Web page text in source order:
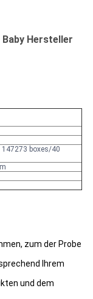
Hersteller
boxes/40
zum der Probe
Ihrem
und dem